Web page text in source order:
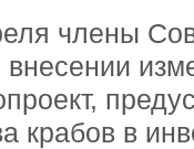
члены
крабов в